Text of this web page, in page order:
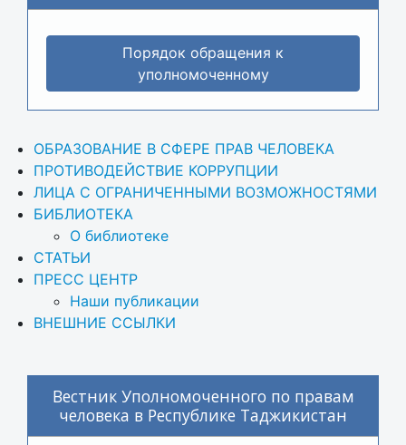
Порядок обращения к
уполномоченному
ОБРАЗОВАНИЕ В СФЕРЕ ПРАВ ЧЕЛОВЕКА
ПРОТИВОДЕЙСТВИЕ КОРРУПЦИИ
ЛИЦА С ОГРАНИЧЕННЫМИ ВОЗМОЖНОСТЯМИ
БИБЛИОТЕКА
О библиотеке
СТАТЬИ
ПРЕСС ЦЕНТР
Наши публикации
ВНЕШНИЕ ССЫЛКИ
Вестник Уполномоченного по правам
человека в Республике Таджикистан